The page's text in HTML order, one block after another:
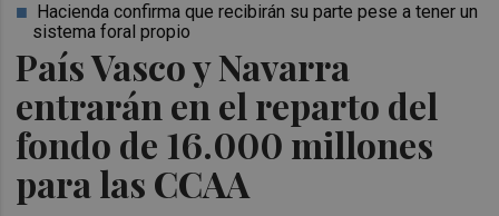
País Vasco y Navarra
entrarán en el reparto del
fondo de 16.000 millones
para las CCAA
Hacienda confirma que recibirán su parte pese a tener un
sistema foral propio